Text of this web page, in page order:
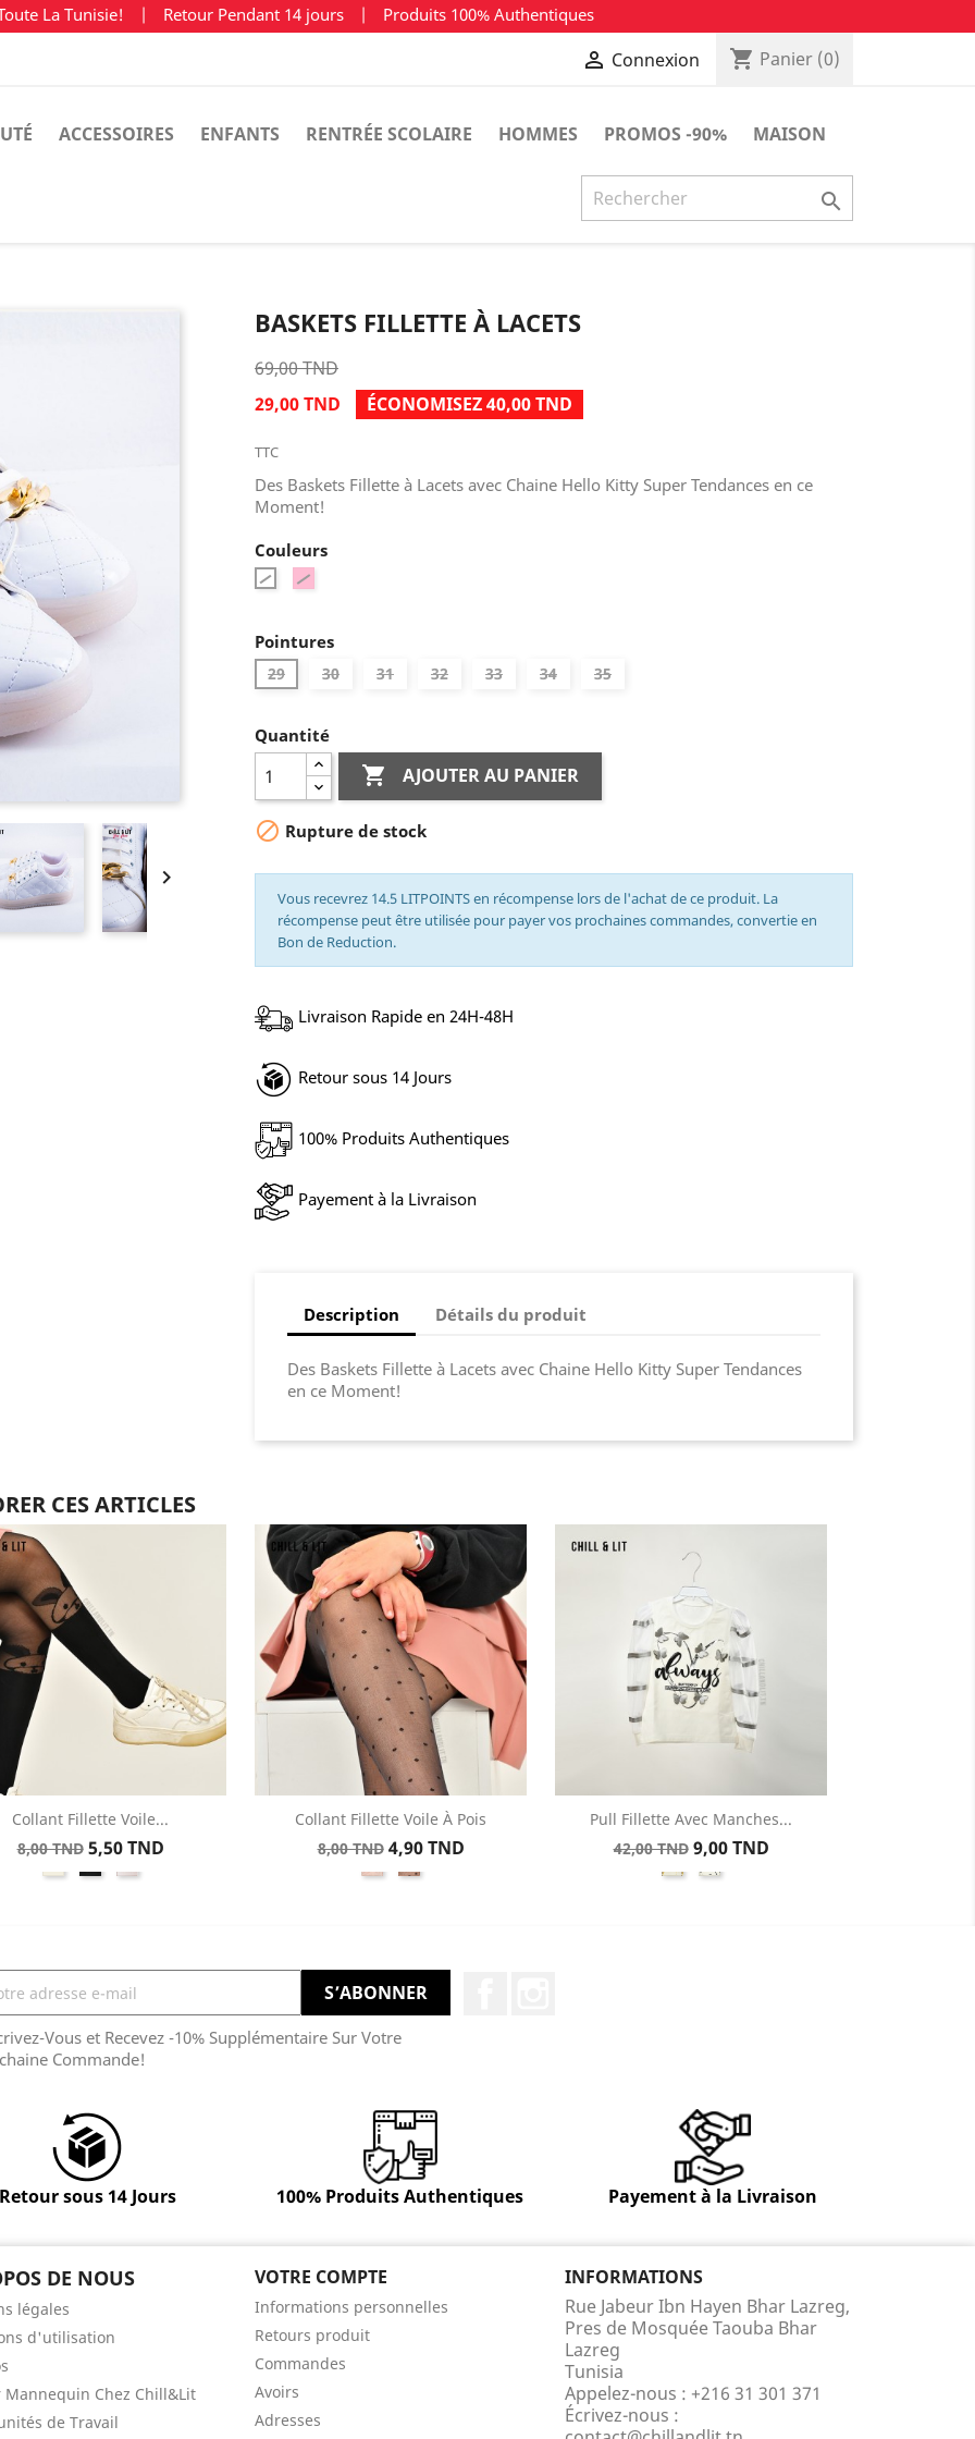
La Tunisie! | Retour Pendant 14 jours | Produits 100% Authentiques
 Connexion shopping_cart Panier (0)
ACCESSOIRES ENFANTS RENTRÉE SCOLAIRE HOMMES PROMOS -90% MAISON


BASKETS FILLETTE À LACETS
69,00 TND
29,00 TND
ÉCONOMISEZ 40,00 TND
TTC
Des Baskets Fillette à Lacets avec Chaine Hello Kitty Super Tendances en ce
Moment!
Couleurs
Blanc
Pointures
29 30 31 32 33 34 35
Quantité
 AJOUTER AU PANIER
 Rupture de stock
Vous recevrez 14.5 LITPOINTS en récompense lors de l'achat de ce produit. La
récompense peut être utilisée pour payer vos prochaines commandes, convertie en
Bon de Reduction.
Livraison Rapide en 24H-48H
Retour sous 14 Jours
100% Produits Authentiques
Payement à la Livraison
Description Détails du produit
Des Baskets Fillette à Lacets avec Chaine Hello Kitty Super Tendances
en ce Moment!
CES ARTICLES
Collant Fillette Voile...
Prix
8,00 TND Prix
5,50 TND

Collant Fillette Voile À Pois
Prix
8,00 TND Prix
4,90 TND

Pull Fillette Avec Manches...
Prix
42,00 TND Prix
9,00 TND

Vous et Recevez -10% Supplémentaire Sur Votre
Commande!
sous 14 Jours 100% Produits Authentiques Payement à la Livraison
DE NOUS
légales
d'utilisation
Mannequin Chez Chill&Lit
de Travail
VOTRE COMPTE
Informations personnelles
Retours produit
Commandes
Avoirs
Adresses
INFORMATIONS
Rue Jabeur Ibn Hayen Bhar Lazreg,
Pres de Mosquée Taouba Bhar
Lazreg
Tunisia
Appelez-nous : +216 31 301 371
Écrivez-nous :